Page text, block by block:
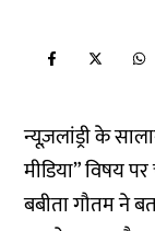
न्यूज़लांड्री के
मीडिया” विषय
बबीता गौतम ने